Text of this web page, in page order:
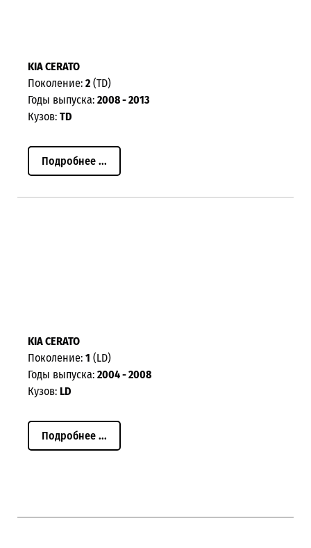
KIA CERATO
Поколение: 2 (TD)
Годы выпуска: 2008 - 2013
Кузов: TD
Подробнее ...
KIA CERATO
Поколение: 1 (LD)
Годы выпуска: 2004 - 2008
Кузов: LD
Подробнее ...